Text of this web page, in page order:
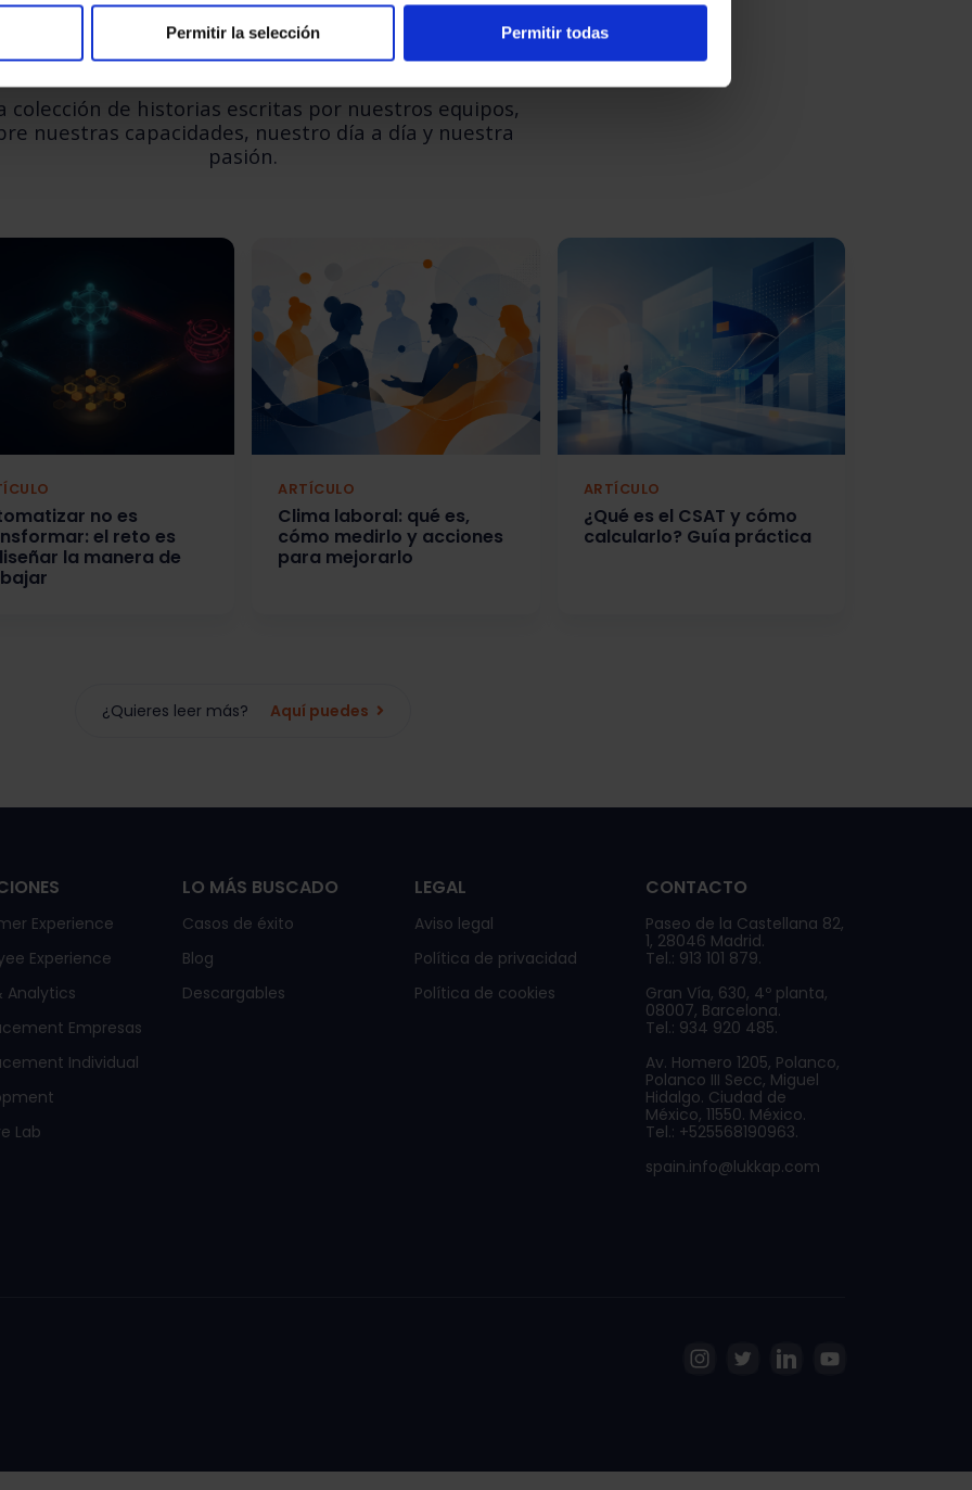
Permitir la selección Permitir todas
Nuestros últimos artículos
colección de historias escritas por nuestros equipos,
nuestras capacidades, nuestro día a día y nuestra
pasión.
no es
el reto es
la manera de
ARTÍCULO
Clima laboral: qué es,
cómo medirlo y acciones
para mejorarlo
ARTÍCULO
¿Qué es el CSAT y cómo
calcularlo? Guía práctica
¿Quieres leer más? Aquí puedes
Experience
Experience
Analytics
Empresas
Individual
Lab
LO MÁS BUSCADO
Casos de éxito
Blog
Descargables
LEGAL
Aviso legal
Política de privacidad
Política de cookies
CONTACTO
Paseo de la Castellana 82,
1, 28046 Madrid.
Tel.: 913 101 879.
Gran Vía, 630, 4º planta,
08007, Barcelona.
Tel.: 934 920 485.
Av. Homero 1205, Polanco,
Polanco III Secc, Miguel
Hidalgo. Ciudad de
México, 11550. México.
Tel.: +525568190963.
spain.info@lukkap.com